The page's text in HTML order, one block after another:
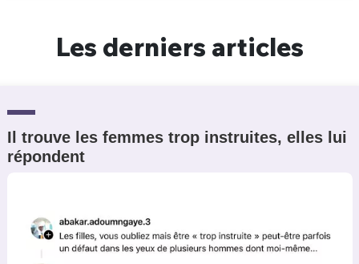
Les derniers articles
Il trouve les femmes trop instruites, elles lui
répondent
Un Thread